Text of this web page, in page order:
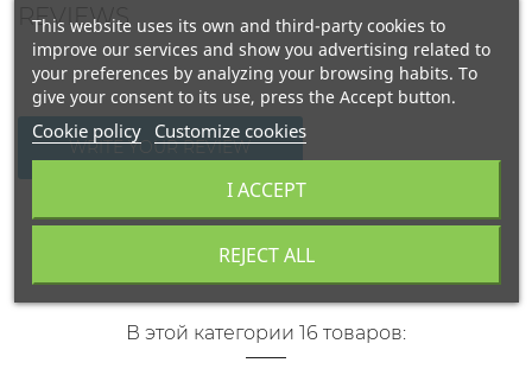
REVIEWS
WRITE YOUR REVIEW
В этой категории 16 товаров:
This website uses its own and third-party cookies to
improve our services and show you advertising related to
your preferences by analyzing your browsing habits. To
give your consent to its use, press the Accept button.
Cookie policy Customize cookies
REJECT ALL
I ACCEPT